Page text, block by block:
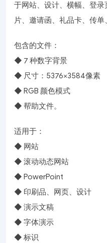
于网站、设计、横幅、登
片、邀请函、礼品卡、传单
包含的文件：
◆ 7 种数字背景
◆ 尺寸：5376×3584像素
◆ RGB 颜色模式
◆ 帮助文件。
适用于：
◆ 网站
◆ 滚动动态网站
◆ PowerPoint
◆ 印刷品、网页、设计
◆ 演示文稿
◆ 字体演示
◆ 标识